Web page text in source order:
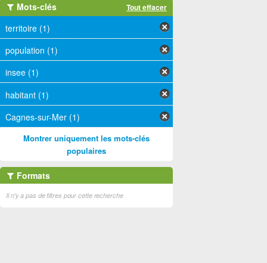
Mots-clés Tout effacer
territoire (1)
population (1)
insee (1)
habitant (1)
Cagnes-sur-Mer (1)
Montrer uniquement les mots-clés
populaires
Formats
Il n'y a pas de filtres pour cette recherche